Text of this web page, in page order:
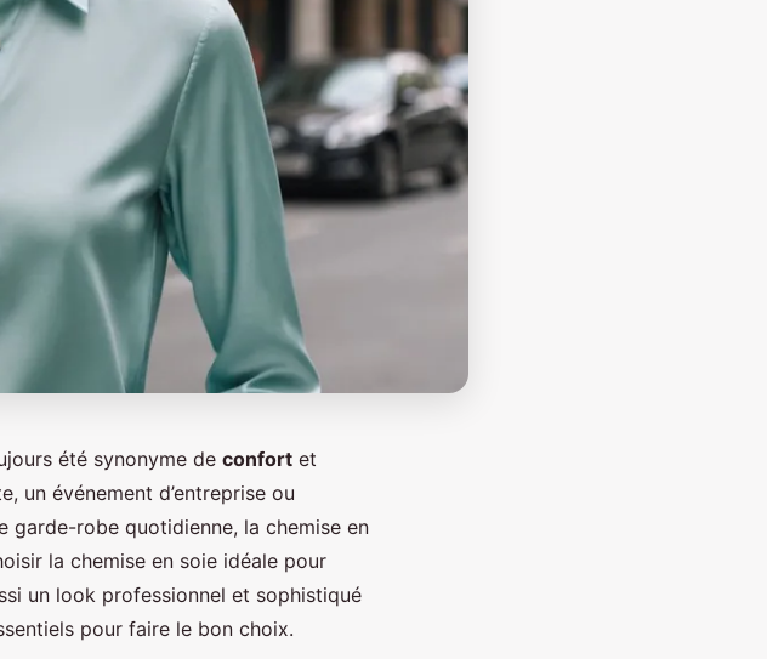
été synonyme de confort et
un événement d’entreprise ou
garde-robe quotidienne, la chemise en
la chemise en soie idéale pour
un look professionnel et sophistiqué
pour faire le bon choix.